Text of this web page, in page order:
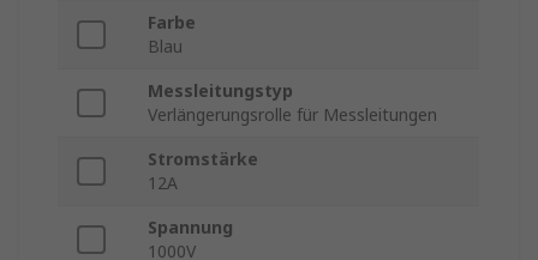
Farbe
Blau
Messleitungstyp
Verlängerungsrolle für Messleitungen
Stromstärke
12A
Spannung
1000V